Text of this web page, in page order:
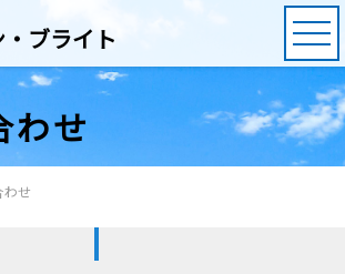
ブライト
わせ
せ